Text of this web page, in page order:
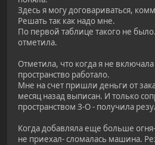
Здесь я могу договариваться,
Решать так как надо мне.
По первой таблице такого не
отметила.
Отметила, что когда я не
пространство работало.
Мне на счет пришли деньги от
месяц назад выписан. И только
пространством З-О - получила
Когда добавляла еще больше
не приехал- сломалась машина.